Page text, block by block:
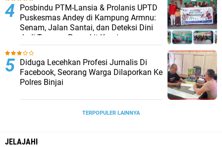
Posbindu PTM-Lansia & Prolanis UPTD
Puskesmas Andey di Kampung Armnu:
Senam, Jalan Santai, dan Deteksi Dini
Jadi Tameng Penyakit Kronis
Diduga Lecehkan Profesi Jurnalis Di
Facebook, Seorang Warga Dilaporkan Ke
Polres Binjai
TERPOPULER LAINNYA
JELAJAHI